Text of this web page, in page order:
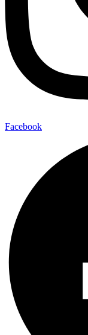
Facebook